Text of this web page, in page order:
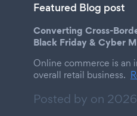
Featured Blog post
Converting Cross-
Black Friday & Cyber
Online commerce is an
overall retail business.
Posted by on